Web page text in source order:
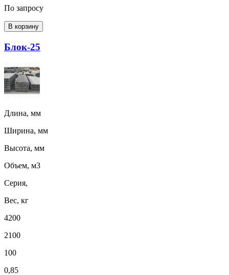
По запросу
В корзину
Блок-25
Длина, мм
Ширина, мм
Высота, мм
Объем, м3
Серия,
Вес, кг
4200
2100
100
0,85